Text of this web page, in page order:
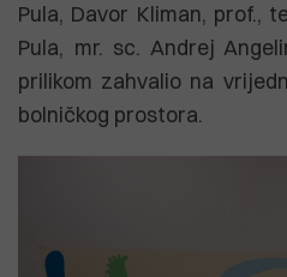
Pula, Davor Kliman, prof.,
Pula, mr. sc. Andrej
prilikom zahvalio na
bolničkog prostora.